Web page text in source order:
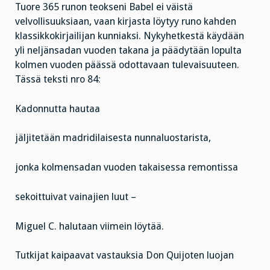
Tuore 365 runon teokseni Babel ei väistä
velvollisuuksiaan, vaan kirjasta löytyy runo kahden
klassikkokirjailijan kunniaksi. Nykyhetkestä käydään
yli neljänsadan vuoden takana ja päädytään lopulta
kolmen vuoden päässä odottavaan tulevaisuuteen.
Tässä teksti nro 84:
Kadonnutta hautaa
jäljitetään madridilaisesta nunnaluostarista,
jonka kolmensadan vuoden takaisessa remontissa
sekoittuivat vainajien luut –
Miguel C. halutaan viimein löytää.
Tutkijat kaipaavat vastauksia Don Quijoten luojan